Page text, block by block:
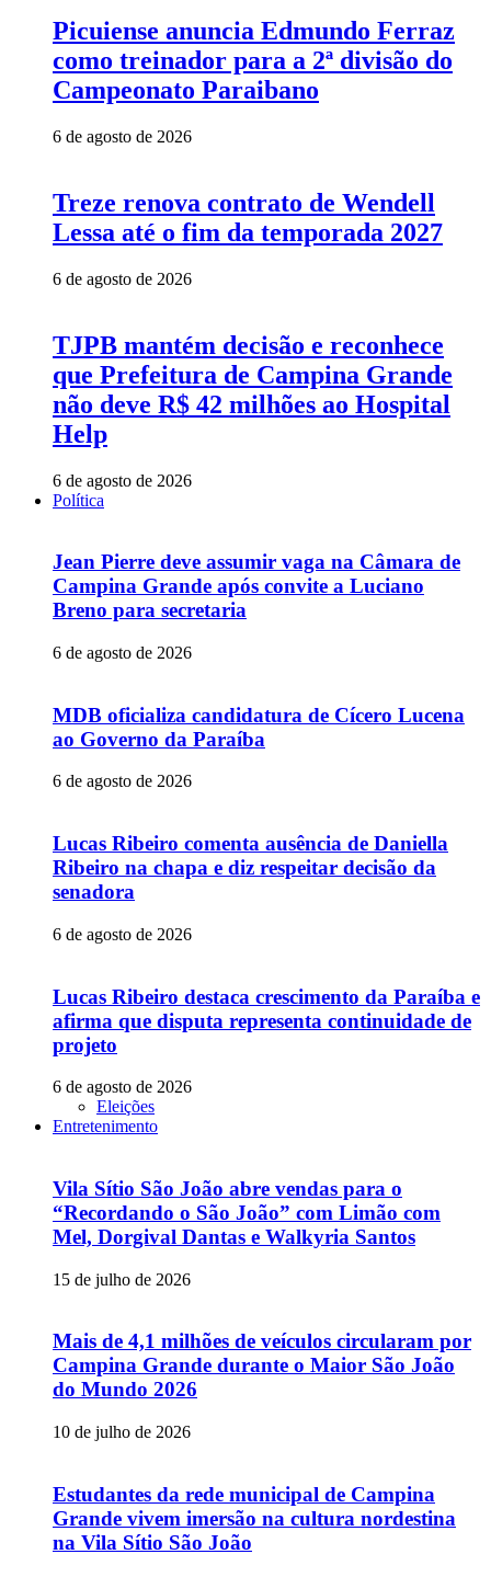
Picuiense anuncia Edmundo Ferraz
como treinador para a 2ª divisão do
Campeonato Paraibano
6 de agosto de 2026
Treze renova contrato de Wendell
Lessa até o fim da temporada 2027
6 de agosto de 2026
TJPB mantém decisão e reconhece
que Prefeitura de Campina Grande
não deve R$ 42 milhões ao Hospital
Help
6 de agosto de 2026
Política
Jean Pierre deve assumir vaga na Câmara de
Campina Grande após convite a Luciano
Breno para secretaria
6 de agosto de 2026
MDB oficializa candidatura de Cícero Lucena
ao Governo da Paraíba
6 de agosto de 2026
Lucas Ribeiro comenta ausência de Daniella
Ribeiro na chapa e diz respeitar decisão da
senadora
6 de agosto de 2026
Lucas Ribeiro destaca crescimento da Paraíba e
afirma que disputa representa continuidade de
projeto
6 de agosto de 2026
Eleições
Entretenimento
Vila Sítio São João abre vendas para o
“Recordando o São João” com Limão com
Mel, Dorgival Dantas e Walkyria Santos
15 de julho de 2026
Mais de 4,1 milhões de veículos circularam por
Campina Grande durante o Maior São João
do Mundo 2026
10 de julho de 2026
Estudantes da rede municipal de Campina
Grande vivem imersão na cultura nordestina
na Vila Sítio São João